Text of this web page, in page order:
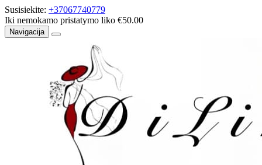
Susisiekite: +37067740779
Iki nemokamo pristatymo liko €50.00
Navigacija